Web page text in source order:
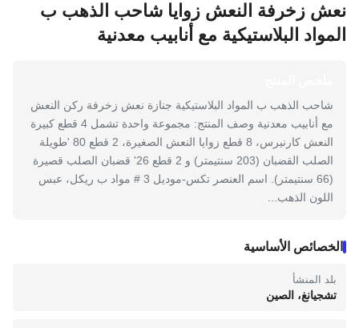
نعش زخرفة النعش زوايا شاحب الذهب ب
المواد البلاستيكية مع أنابيب معدنية
شاحب الذهب ب المواد البلاستيكية جنازة نعش زخرفة ركن النعش
مع أنابيب معدنية وصف المنتج: مجموعة واحدة تشمل 4 قطع كبيرة
النعش كارنيرس، 8 قطع زوايا النعش الصغيرة، 2 قطع 80 'طويلة
الصلب القضبان (203 سنتيمتر) و 2 قطع 26' قضبان الصلب قصيرة
(66 سنتيمتر). اسم العنصر تكس-موديل 3 # مواد ب ريكل، عبس
اللون الذهب...
الخصائص الأساسية
بلد المنشأ
تشجيانغ، الصين